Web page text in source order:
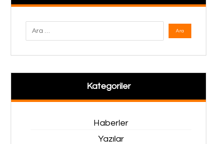
Kategoriler
Haberler
Yazılar